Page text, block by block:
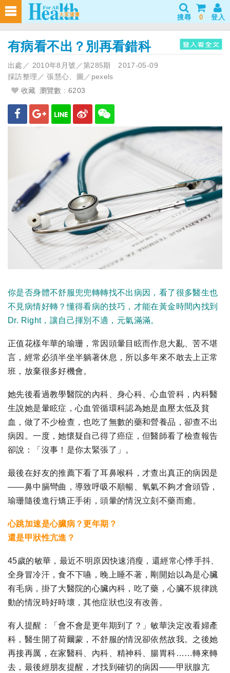
搜尋 0 登入
有病看不出？別再看錯科
出處／ 2010年8月號／第285期 2017-05-09
採訪整理／ 張慧心、圖／pexels
收藏 瀏覽數 : 6203
你是否身體不舒服兜兜轉轉找不出病因，看了很多醫生也
不見病情好轉？懂得看病的技巧，才能在黃金時間內找到
Dr. Right，讓自己揮別不適，元氣滿滿。
正值花樣年華的瑜珊，常因頭暈目眩而作息大亂、苦不堪
言，經常必須半坐半躺著休息，所以多年來不敢去上正常
班，放棄很多好機會。
她先後看過教學醫院的內科、身心科、心血管科，內科醫
生說她是暈眩症，心血管循環科認為她是血壓太低及貧
血，做了不少檢查，也吃了無數的藥和營養品，卻查不出
病因。一度，她懷疑自己得了癌症，但醫師看了檢查報告
卻說：「沒事！是你太緊張了」。
最後在好友的推薦下看了耳鼻喉科，才查出真正的病因是
——鼻中膈彎曲，導致呼吸不順暢、氧氣不夠才會頭昏，
瑜珊隨後進行矯正手術，頭暈的情況立刻不藥而癒。
心跳加速是心臟病？更年期？
還是甲狀性亢進？
45歲的敏華，最近不明原因快速消瘦，還經常心悸手抖、
全身冒冷汗，食不下嚥，晚上睡不著，剛開始以為是心臟
有毛病，掛了大醫院的心臟內科，吃了藥，心臟不規律跳
動的情況時好時壞，其他症狀也沒有改善。
有人提醒：「會不會是更年期到了？」敏華決定改看婦產
科，醫生開了荷爾蒙，不舒服的情況卻依然故我。之後她
再接再厲，在家醫科、內科、精神科、腸胃科……轉來轉
去，最後經朋友提醒，才找到確切的病因——甲狀腺亢